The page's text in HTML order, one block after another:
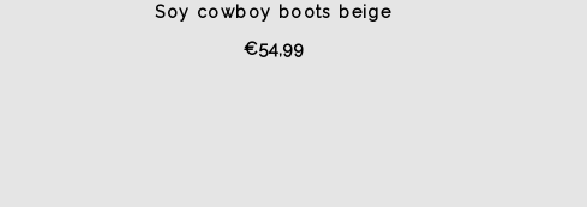
Soy cowboy boots beige
€54,99